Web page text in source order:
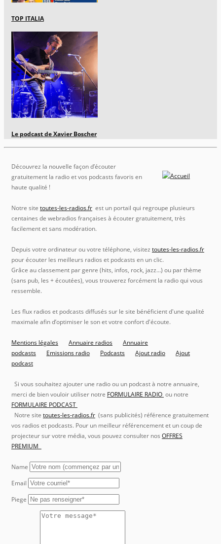
TOP ITALIA
Le podcast de Xavier Boscher
Découvrez la nouvelle façon d’écouter
gratuitement la radio et vos podcasts favoris en
haute qualité !
Notre site toutes-les-radios.fr est un portail qui regroupe plusieurs
centaines de webradios françaises à écouter gratuitement, très
facilement et sans modération.
Depuis votre ordinateur ou votre téléphone, visitez toutes-les-radios.fr
pour écouter les meilleurs radios et podcasts en un clic.
Grâce au classement par genre (hits, infos, rock, jazz…) ou par thème
(sans pub, les + écoutées), vous trouverez forcément la radio qui vous
ressemble.
Les flux radios et podcasts diffusés sur le site bénéficient d'une qualité
maximale afin d’optimiser le son et votre confort d'écoute.
Mentions légales Annuaire radios
Annuaire
podcasts
Emissions radio Podcasts Ajout radio
Ajout
podcast
Si vous souhaitez ajouter une radio ou un podcast à notre annuaire,
merci de bien vouloir utiliser notre FORMULAIRE RADIO ou notre
FORMULAIRE PODCAST
Notre site toutes-les-radios.fr (sans publicités) référence gratuitement
vos radios et podcasts. Pour un meilleur référencement et un coup de
projecteur sur votre média, vous pouvez consulter nos OFFRES
PREMIUM
Name
Email
Piege